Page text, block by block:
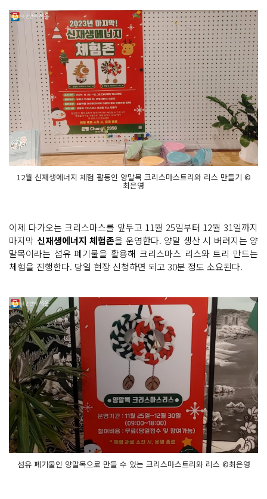
12월 신재생에너지 체험 활동인 양말목 크리스마스트리와 리스 만들기 ©
최은영
이제 다가오는 크리스마스를 앞두고 11월 25일부터 12월 31일까지
마지막 신재생에너지 체험존을 운영한다. 양말 생산 시 버려지는 양
말목이라는 섬유 폐기물을 활용해 크리스마스 리스와 트리 만드는
체험을 진행한다. 당일 현장 신청하면 되고 30분 정도 소요된다.
섬유 폐기물인 양말목으로 만들 수 있는 크리스마스트리와 리스 ©최은영